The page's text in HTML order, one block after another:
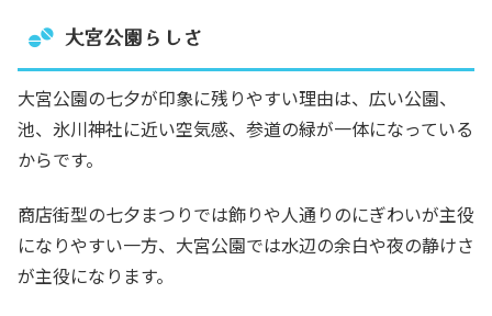
大宮公園らしさ
大宮公園の七夕が印象に残りやすい理由は、広い公園、
池、氷川神社に近い空気感、参道の緑が一体になっている
からです。
商店街型の七夕まつりでは飾りや人通りのにぎわいが主役
になりやすい一方、大宮公園では水辺の余白や夜の静けさ
が主役になります。